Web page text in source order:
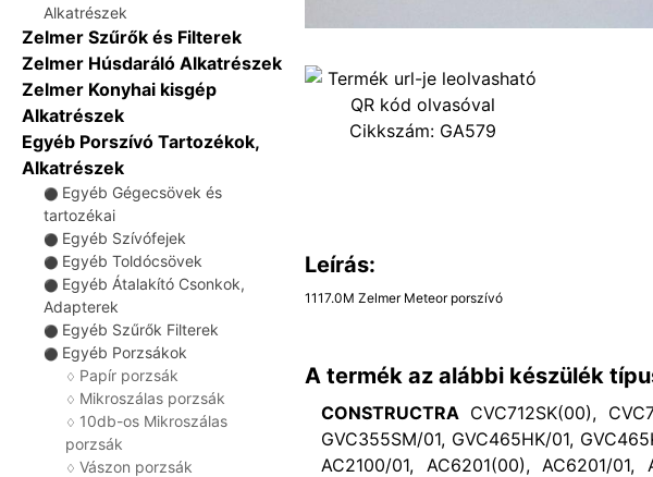
Alkatrészek
Zelmer Szűrők és Filterek
Zelmer Húsdaráló Alkatrészek
Zelmer Konyhai kisgép
Alkatrészek
Egyéb Porszívó Tartozékok,
Alkatrészek
⚫ Egyéb Gégecsövek és
tartozékai
⚫ Egyéb Szívófejek
⚫ Egyéb Toldócsövek
⚫ Egyéb Átalakító Csonkok,
Adapterek
⚫ Egyéb Szűrők Filterek
⚫ Egyéb Porzsákok
♢ Papír porzsák
♢ Mikroszálas porzsák
♢ 10db-os Mikroszálas
porzsák
♢ Vászon porzsák
Cikkszám: GA579
Leírás:
1117.0M Zelmer Meteor porszívó
A termék az alábbi készülék
CONSTRUCTRA CVC712SK(00),
GVC355SM/01, GVC465HK/01,
AC2100/01, AC6201(00), AC6201/